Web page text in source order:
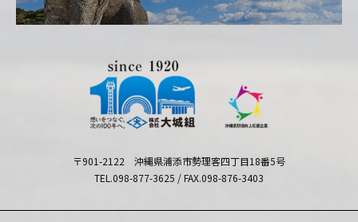
〒901-2122 沖縄県浦添市勢理客四丁目18番5号
TEL.098-877-3625 / FAX.098-876-3403